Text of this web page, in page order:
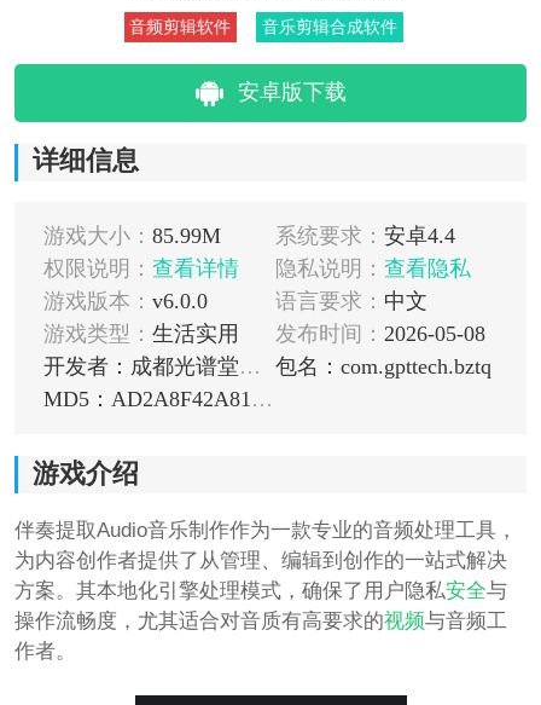
音频剪辑软件 音乐剪辑合成软件
安卓版下载
详细信息
游戏大小： 85.99M 系统要求： 安卓4.4
权限说明： 查看详情 隐私说明： 查看隐私
游戏版本： v6.0.0 语言要求： 中文
游戏类型： 生活实用 发布时间： 2026-05-08
开发者：成都光谱堂网络科技有限公司
包名：com.gpttech.bztq
MD5：AD2A8F42A8175A176F2AB93C669E1FB7
游戏介绍
伴奏提取Audio音乐制作作为一款专业的音频处理工具，
为内容创作者提供了从管理、编辑到创作的一站式解决
方案。其本地化引擎处理模式，确保了用户隐私安全与
操作流畅度，尤其适合对音质有高要求的视频与音频工
作者。